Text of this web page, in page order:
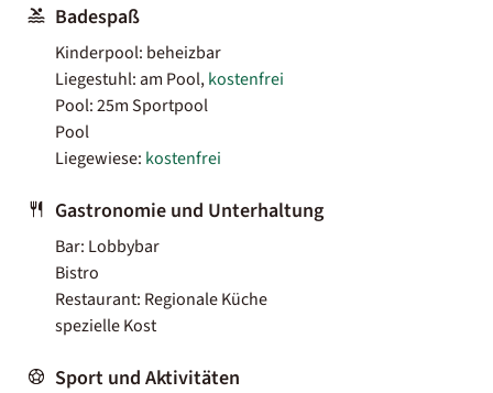
Badespaß
Kinderpool: beheizbar
Liegestuhl: am Pool,kostenfrei
Pool: 25m Sportpool
Pool
Liegewiese: kostenfrei
Gastronomie und Unterhaltung
Bar: Lobbybar
Bistro
Restaurant: Regionale Küche
spezielle Kost
Sport und Aktivitäten